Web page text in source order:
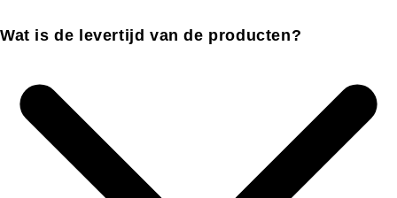
Wat is de levertijd van de producten?